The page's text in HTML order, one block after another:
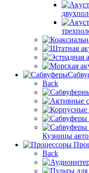
Back
Кузницы
Back